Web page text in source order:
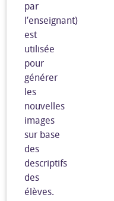
par
l’enseignant)
est
utilisée
pour
générer
les
nouvelles
images
sur base
des
descriptifs
des
élèves.